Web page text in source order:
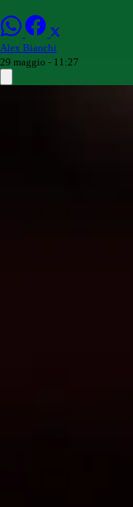
Alex Bianchi
29 maggio - 11:27